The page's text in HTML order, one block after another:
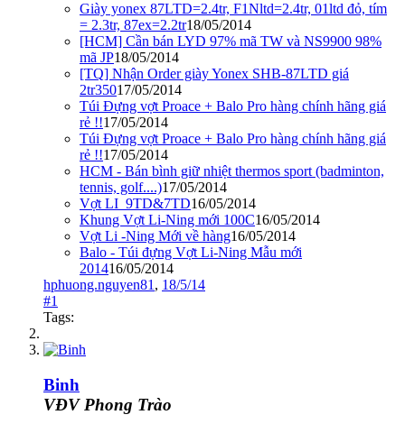
Giày yonex 87LTD=2.4tr, F1Nltd=2.4tr, 01ltd đỏ, tím
= 2.3tr, 87ex=2.2tr18/05/2014
[HCM] Cần bán LYD 97% mã TW và NS9900 98%
mã JP18/05/2014
[TQ] Nhận Order giày Yonex SHB-87LTD giá
2tr35017/05/2014
Túi Đựng vợt Proace + Balo Pro hàng chính hãng giá
rẻ !!17/05/2014
Túi Đựng vợt Proace + Balo Pro hàng chính hãng giá
rẻ !!17/05/2014
HCM - Bán bình giữ nhiệt thermos sport (badminton,
tennis, golf....)17/05/2014
Vợt LI_9TD&7TD16/05/2014
Khung Vợt Li-Ning mới 100C16/05/2014
Vợt Li -Ning Mới về hàng16/05/2014
Balo - Túi đựng Vợt Li-Ning Mẫu mới
201416/05/2014
hphuong.nguyen81 , 18/5/14
#1
Tags:
Binh
VĐV Phong Trào